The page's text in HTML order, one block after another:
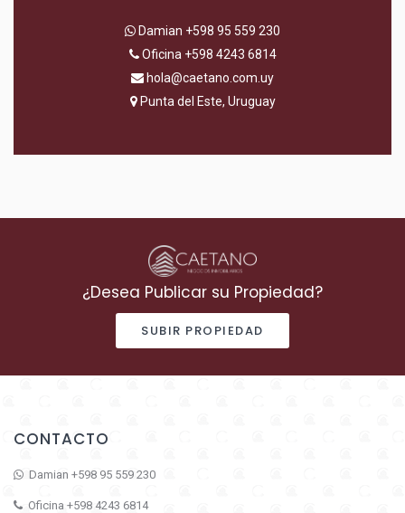
Damian +598 95 559 230
Oficina +598 4243 6814
hola@caetano.com.uy
Punta del Este, Uruguay
¿Desea Publicar su Propiedad?
SUBIR PROPIEDAD
CONTACTO
Damian +598 95 559 230
Oficina +598 4243 6814